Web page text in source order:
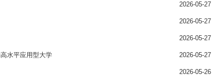
2026-05-27
2026-05-27
2026-05-27
水平应用型大学 2026-05-27
2026-05-26